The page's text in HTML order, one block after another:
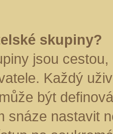
skupiny?
jsou
Každý
být
snáze nastavit